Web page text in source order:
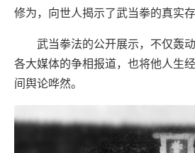
修为，向世人揭示了武当拳的真实存
武当拳法的公开展示，不仅轰动
各大媒体的争相报道，也将他人生
间舆论哗然。